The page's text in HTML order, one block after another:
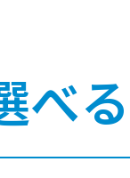
べる